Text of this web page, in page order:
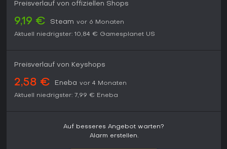
Preisverlauf von offiziellen Shops
9,19 € Steam vor 6 Monaten
Aktuell niedrigster: 10,84 € Gamesplanet US
Preisverlauf von Keyshops
2,58 € Eneba vor 4 Monaten
Aktuell niedrigster: 7,99 € Eneba
Auf besseres Angebot warten?
Alarm erstellen.